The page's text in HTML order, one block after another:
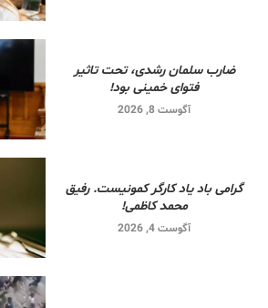
ضارب سلمان رشدی، تحت تاثیر
فتوای خمینی بود!
آگوست 8, 2026
گرامی باد یاد کارگر کمونیست. رفیق
محمد کاظمی!
آگوست 4, 2026